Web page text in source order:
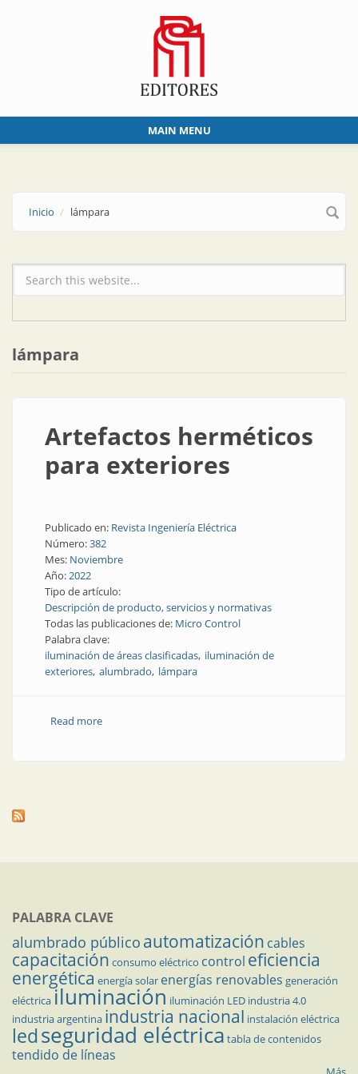
MAIN MENU
Inicio lámpara
Formulario de búsqueda
lámpara
Artefactos herméticos
para exteriores
Publicado en: Revista Ingeniería Eléctrica
Número:382
Mes: Noviembre
Año:2022
Tipo de artículo:
Descripción de producto, servicios y normativas
Todas las publicaciones de: Micro Control
Palabra clave:
iluminación de áreas clasificadas iluminación de
exteriores alumbrado lámpara
Read moreabout Artefactos herméticos para exteriores
PALABRA CLAVE
alumbrado público automatización cables
capacitación consumo eléctrico control eficiencia
energética energía solar energías renovables generación
eléctricailuminación iluminación LED industria 4.0
industria argentina industria nacional instalación eléctrica
ledseguridad eléctrica tabla de contenidos
tendido de líneas